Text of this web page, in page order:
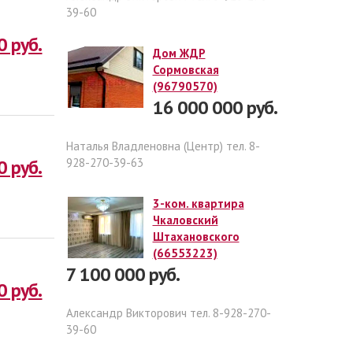
руб.
руб.
руб.
39-60
Дом ЖДР
Сормовская
(96790570)
16 000 000 руб.
Наталья Владленовна (Центр) тел. 8-
928-270-39-63
3-ком. квартира
Чкаловский
Штахановского
(66553223)
7 100 000 руб.
Александр Викторович тел. 8-928-270-
39-60